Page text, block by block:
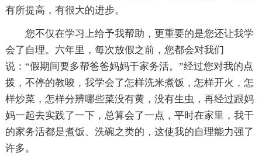
有所提高，有很大的进步。
您不仅在学习上给予我帮助，更重要的是您还让我学
会了自理。六年里，每次放假之前，您都会对我们
说：“假期间要多帮爸爸妈妈干家务活。”经过您对我的点
拨，不停的教唆，我学会了怎样洗米煮饭，怎样开火，怎
样炒菜，怎样分辨哪些菜没有黄，没有生虫，再经过跟妈
妈一起去实践了一下，总算会了一点，平时在家里，我干
的家务活都是煮饭、洗碗之类的，这使我的自理能力强了
许多。